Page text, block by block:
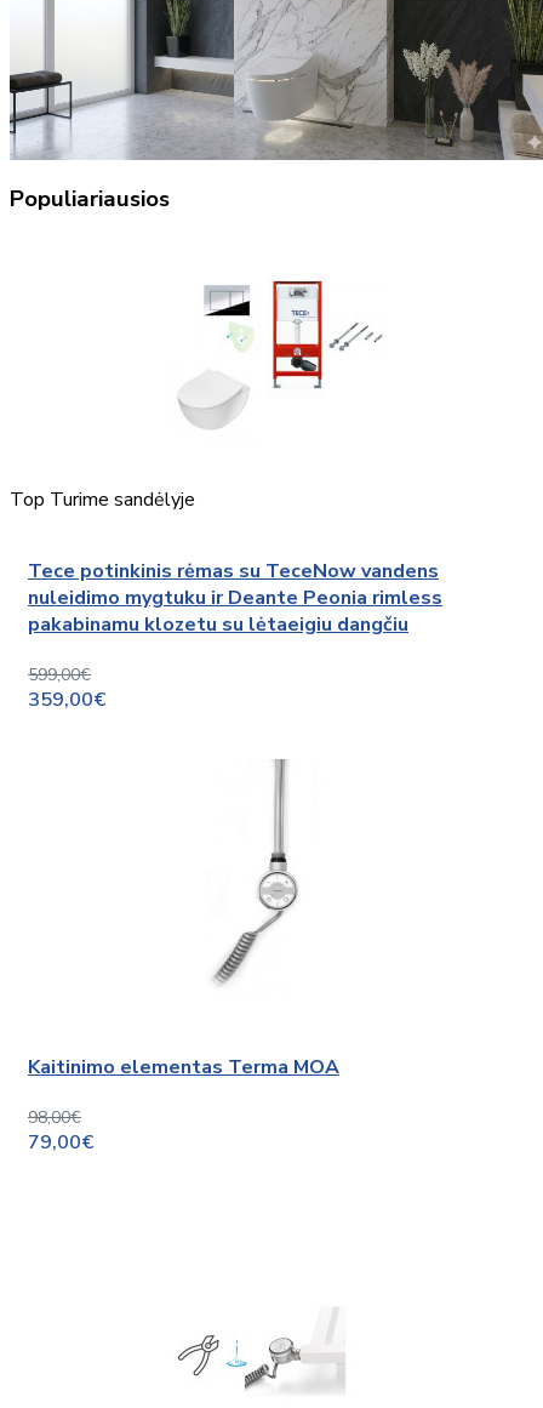
Populiariausios
Top Turime sandėlyje
Tece potinkinis rėmas su TeceNow vandens
nuleidimo mygtuku ir Deante Peonia rimless
pakabinamu klozetu su lėtaeigiu dangčiu
599,00€
359,00€
Kaitinimo elementas Terma MOA
98,00€
79,00€